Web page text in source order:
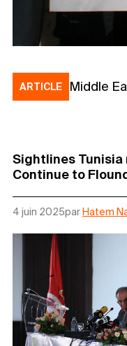
ARTICLE Middle
Sightlines Tunisia
Continue to
4 juin 2025parHatem